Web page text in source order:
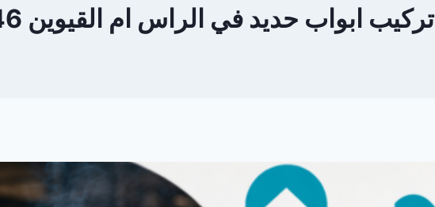
تركيب ابواب حديد في الراس ام القيوين 0561986146